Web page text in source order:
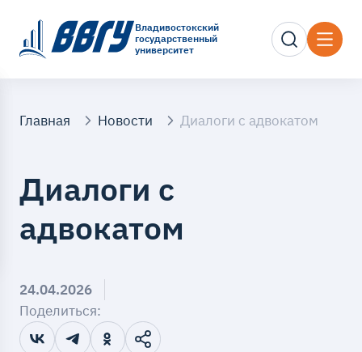
Владивостокский
государственный
университет
Главная Новости Диалоги с адвокатом
Диалоги с
адвокатом
24.04.2026
Поделиться: